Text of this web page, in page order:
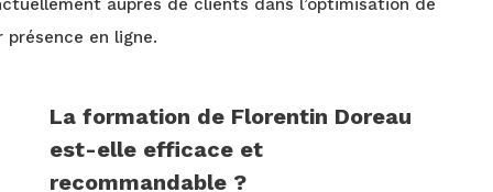
auprès de clients dans l’optimisation de
présence en ligne.
La formation de Florentin Doreau
est-elle efficace et
recommandable ?